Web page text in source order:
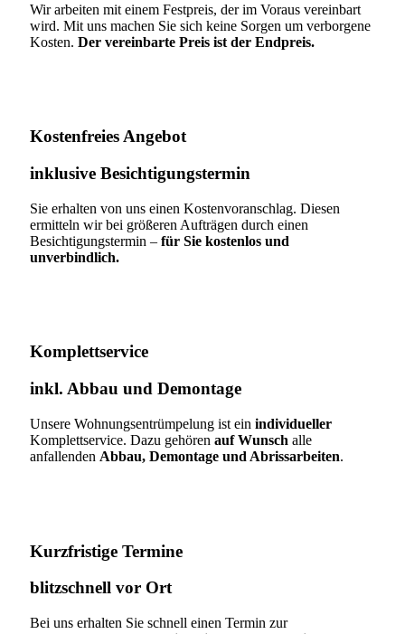
Wir arbeiten mit einem Festpreis, der im Voraus vereinbart
wird. Mit uns machen Sie sich keine Sorgen um verborgene
Kosten. Der vereinbarte Preis ist der Endpreis.
Kostenfreies Angebot
inklusive Besichtigungstermin
Sie erhalten von uns einen Kostenvoranschlag. Diesen
ermitteln wir bei größeren Aufträgen durch einen
Besichtigungstermin – für Sie kostenlos und
unverbindlich.
Komplettservice​
inkl. Abbau und Demontage​
Unsere Wohnungsentrümpelung ist ein individueller
Komplettservice. Dazu gehören auf Wunsch alle
anfallenden Abbau, Demontage und Abrissarbeiten.
Kurzfristige Termine​
blitzschnell vor Ort
Bei uns erhalten Sie schnell einen Termin zur